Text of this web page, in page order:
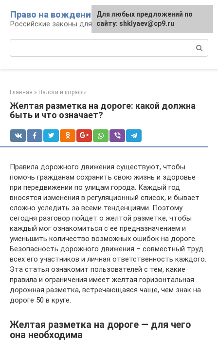
контенту
Право на вождение
Российские законы для автомобилистов
Главная » Налоги и штрафы
Желтая разметка на дороге: какой должна
быть и что означает?
Правила дорожного движения существуют, чтобы
помочь гражданам сохранить свою жизнь и здоровье
при передвижении по улицам города. Каждый год
вносятся изменения в регуляционный список, и бывает
сложно уследить за всеми тенденциями. Поэтому
сегодня разговор пойдет о желтой разметке, чтобы
каждый мог ознакомиться с ее предназначением и
уменьшить количество возможных ошибок на дороге.
Безопасность дорожного движения – совместный труд
всех его участников и личная ответственность каждого.
Эта статья ознакомит пользователей с тем, какие
правила и ограничения имеет желтая горизонтальная
дорожная разметка, встречающаяся чаще, чем знак на
дороге 50 в круге.
Желтая разметка на дороге — для чего
она необходима
Для любых предложений по
сайту: shklyaev@cp9.ru